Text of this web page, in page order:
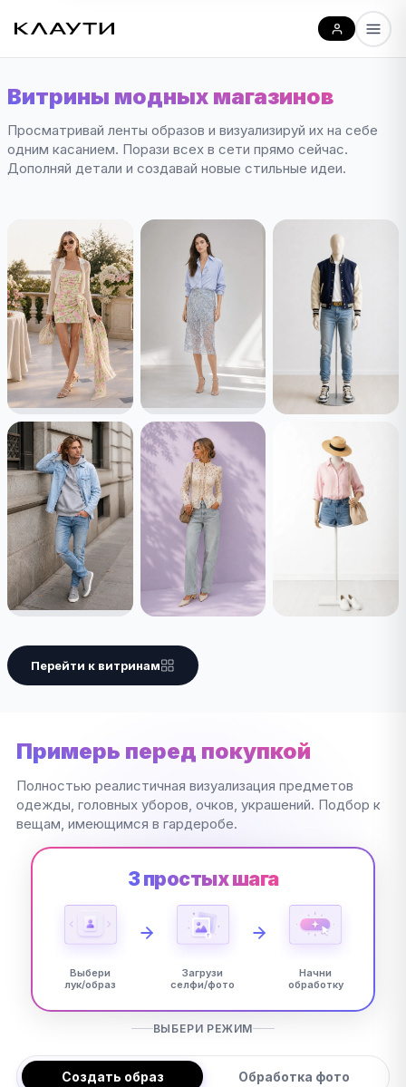
Витрины модных магазинов
Просматривай ленты образов и визуализируй их на себе
одним касанием. Порази всех в сети прямо сейчас.
Дополняй детали и создавай новые стильные идеи.
Перейти к витринам
Примерь перед покупкой
Полностью реалистичная визуализация предметов
одежды, головных уборов, очков, украшений. Подбор к
вещам, имеющимся в гардеробе.
3 простых шага
Выбери
лук/образ
Загрузи
селфи/фото
Начни
обработку
ВЫБЕРИ РЕЖИМ
Создать образ Обработка фото